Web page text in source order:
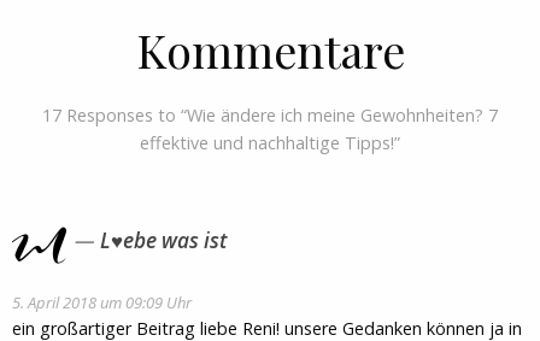
Kommentare
17 Responses to “Wie ändere ich meine Gewohnheiten? 7
effektive und nachhaltige Tipps!”
L♥ebe was ist
5. April 2018 um 09:09 Uhr
ein großartiger Beitrag liebe Reni! unsere Gedanken können ja in